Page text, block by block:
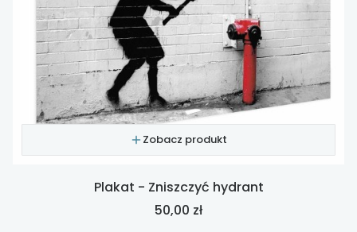
Zobacz produkt
Plakat - Zniszczyć hydrant
Cena
50,00 zł